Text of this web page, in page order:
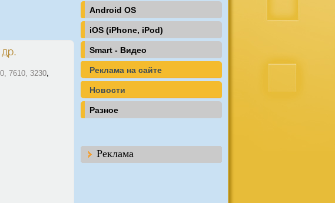
7610, 3230,
Android OS
iOS (iPhone, iPod)
Smart - Видео
Реклама на сайте
Новости
Разное
Реклама